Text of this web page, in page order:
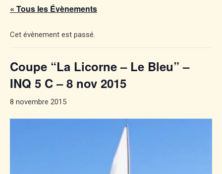
« Tous les Évènements
Cet évènement est passé.
Coupe “La Licorne – Le Bleu” –
INQ 5 C – 8 nov 2015
8 novembre 2015